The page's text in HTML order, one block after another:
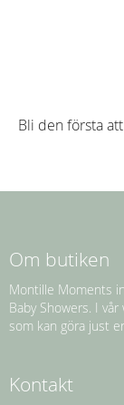
Bli den första
Om butiken
Montille Moments
Baby Showers. I
som kan göra just
Kontakt